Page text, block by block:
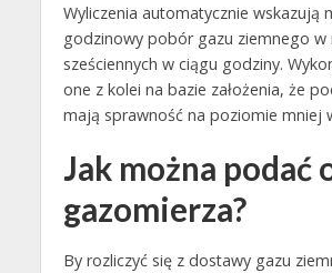
Wyliczenia automatycznie wskazują
godzinowy pobór gazu ziemnego w
sześciennych w ciągu godziny.
one z kolei na bazie założenia, że
mają sprawność na poziomie mniej
Jak można podać
gazomierza?
By rozliczyć się z dostawy gazu